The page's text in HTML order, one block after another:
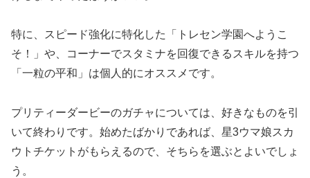
特に、スピード強化に特化した「トレセン学園へようこ
そ！」や、コーナーでスタミナを回復できるスキルを持つ
「一粒の平和」は個人的にオススメです。
プリティーダービーのガチャについては、好きなものを引
いて終わりです。始めたばかりであれば、星3ウマ娘スカ
ウトチケットがもらえるので、そちらを選ぶとよいでしょ
う。